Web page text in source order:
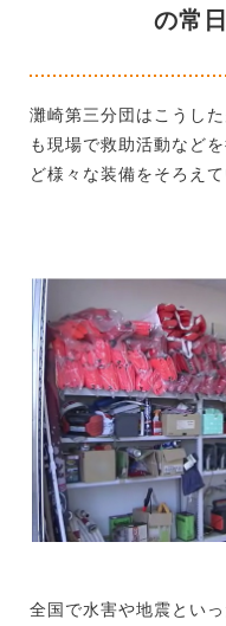
の常
灘崎第三分団はこうし
も現場で救助活動など
ど様々な装備をそろえて
全国で水害や地震とい